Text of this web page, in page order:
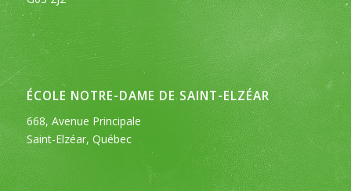
ÉCOLE NOTRE-DAME DE SAINT-ELZÉAR
668, Avenue Principale
Saint-Elzéar, Québec